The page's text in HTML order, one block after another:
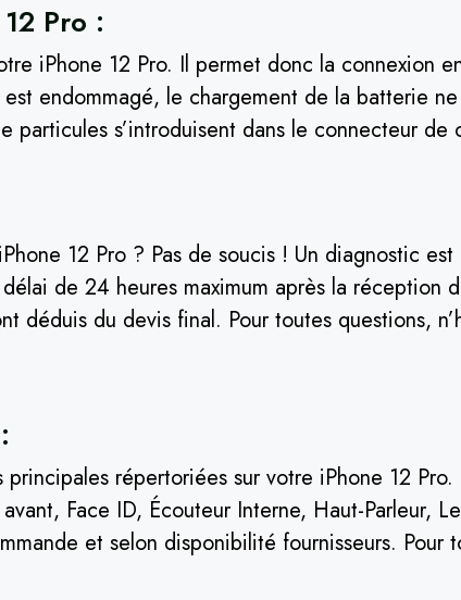
Pro :
iPhone 12 Pro. Il permet donc la connexion
endommagé, le chargement de la batterie
particules s’introduisent dans le connecteur de
12 Pro ? Pas de soucis ! Un diagnostic
de 24 heures maximum après la réception
déduis du devis final. Pour toutes questions,
répertoriées sur votre iPhone 12 Pro.
Face ID, Écouteur Interne, Haut-Parleur,
et selon disponibilité fournisseurs.